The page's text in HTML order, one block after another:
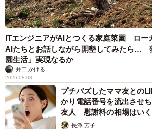
ITエンジニアがAIとつくる家庭菜園 ロー
AIたちとお話しながら開墾してみたら…
園生活」実現なるか
井二 かける
2026.08.08
プチバズしたママ友との
かり電話番号を流出させ
友人 慰謝料の相場はい
解説】長澤 芳子